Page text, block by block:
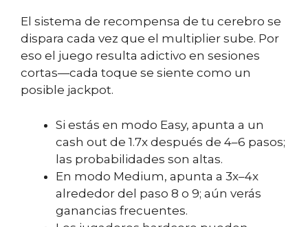
El sistema de recompensa de tu cerebro se
dispara cada vez que el multiplier sube. Por
eso el juego resulta adictivo en sesiones
cortas—cada toque se siente como un
posible jackpot.
Si estás en modo Easy, apunta a un
cash out de 1.7x después de 4–6 pasos;
las probabilidades son altas.
En modo Medium, apunta a 3x–4x
alrededor del paso 8 o 9; aún verás
ganancias frecuentes.